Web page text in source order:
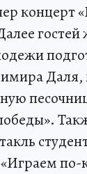
концерт
по-